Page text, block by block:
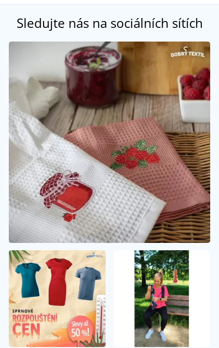
Sledujte nás na sociálních sítích